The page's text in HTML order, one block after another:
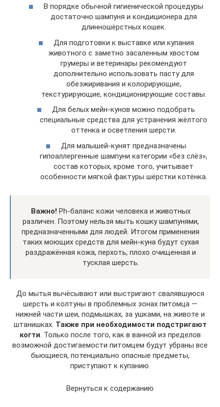
В порядке обычной гигиенической процедуры
достаточно шампуня и кондиционера для
длинношёрстных кошек.
Для подготовки к выставке или купания
животного с заметно засаленным хвостом
грумеры и ветеринары рекомендуют
дополнительно использовать пасту для
обезжиривания и колорирующие,
текстурирующие, кондиционирующие составы.
Для белых мейн-кунов можно подобрать
специальные средства для устранения жёлтого
оттенка и осветления шерсти.
Для малышей-кунят предназначены
гипоаллергенные шампуни категории «без слёз»,
состав которых, кроме того, учитывает
особенности мягкой фактуры шёрстки котёнка.
Важно! Ph-баланс кожи человека и животных
различен. Поэтому нельзя мыть кошку шампунями,
предназначенными для людей. Итогом применения
таких моющих средств для мейн-куна будут сухая
раздражённая кожа, перхоть, плохо очищенная и
тусклая шерсть.
До мытья вычёсывают или выстригают свалявшуюся
шерсть и колтуны в проблемных зонах питомца —
нижней части шеи, подмышках, за ушками, на животе и
штанишках. Также при необходимости подстригают
когти. Только после того, как в ванной из пределов
возможной достигаемости питомцем будут убраны все
бьющиеся, потенциально опасные предметы,
приступают к купанию.
Вернуться к содержанию